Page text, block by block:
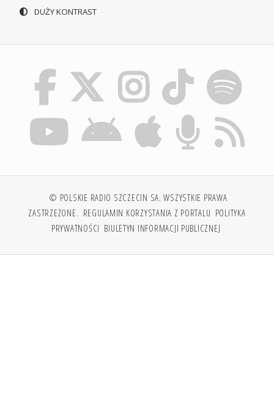
DUŻY KONTRAST
© POLSKIE RADIO SZCZECIN SA. WSZYSTKIE PRAWA
ZASTRZEŻONE. REGULAMIN KORZYSTANIA Z PORTALU POLITYKA
PRYWATNOŚCI BIULETYN INFORMACJI PUBLICZNEJ